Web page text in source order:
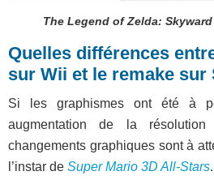
The Legend of Zelda:
Quelles différences
sur Wii et le remake sur
Si les graphismes ont été à
augmentation de la
changements graphiques sont à
l’instar de Super Mario 3D All-Stars.